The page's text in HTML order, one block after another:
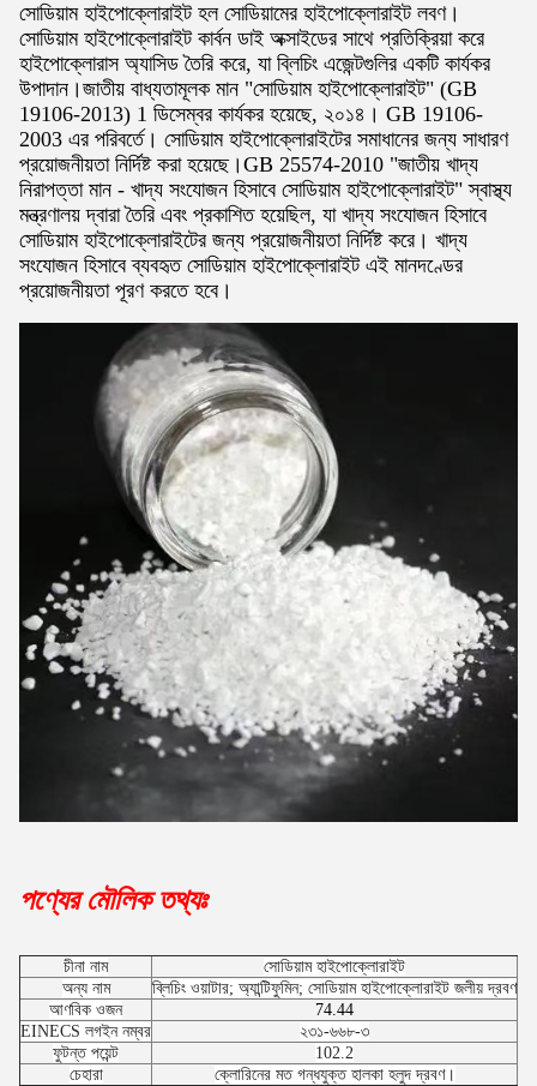
সোডিয়াম হাইপোক্লোরাইট হল সোডিয়ামের হাইপোক্লোরাইট লবণ।
সোডিয়াম হাইপোক্লোরাইট কার্বন ডাই অক্সাইডের সাথে প্রতিক্রিয়া করে
হাইপোক্লোরাস অ্যাসিড তৈরি করে, যা ব্লিচিং এজেন্টগুলির একটি কার্যকর
উপাদান।জাতীয় বাধ্যতামূলক মান "সোডিয়াম হাইপোক্লোরাইট" (GB
19106-2013) 1 ডিসেম্বর কার্যকর হয়েছে, ২০১৪। GB 19106-
2003 এর পরিবর্তে। সোডিয়াম হাইপোক্লোরাইটের সমাধানের জন্য সাধারণ
প্রয়োজনীয়তা নির্দিষ্ট করা হয়েছে।GB 25574-2010 "জাতীয় খাদ্য
নিরাপত্তা মান - খাদ্য সংযোজন হিসাবে সোডিয়াম হাইপোক্লোরাইট" স্বাস্থ্য
মন্ত্রণালয় দ্বারা তৈরি এবং প্রকাশিত হয়েছিল, যা খাদ্য সংযোজন হিসাবে
সোডিয়াম হাইপোক্লোরাইটের জন্য প্রয়োজনীয়তা নির্দিষ্ট করে। খাদ্য
সংযোজন হিসাবে ব্যবহৃত সোডিয়াম হাইপোক্লোরাইট এই মানদণ্ডের
প্রয়োজনীয়তা পূরণ করতে হবে।
পণ্যের মৌলিক তথ্যঃ
চীনা নাম
সোডিয়াম হাইপোক্লোরাইট
অন্য নাম
ব্লিচিং ওয়াটার; অ্যান্টিফুমিন; সোডিয়াম হাইপোক্লোরাইট জলীয় দ্রবণ
আণবিক ওজন
74.44
EINECS লগইন নম্বর
২৩১-৬৬৮-৩
ফুটন্ত পয়েন্ট
102.2
চেহারা
ক্লোরিনের মত গন্ধযুক্ত হালকা হলুদ দ্রবণ।